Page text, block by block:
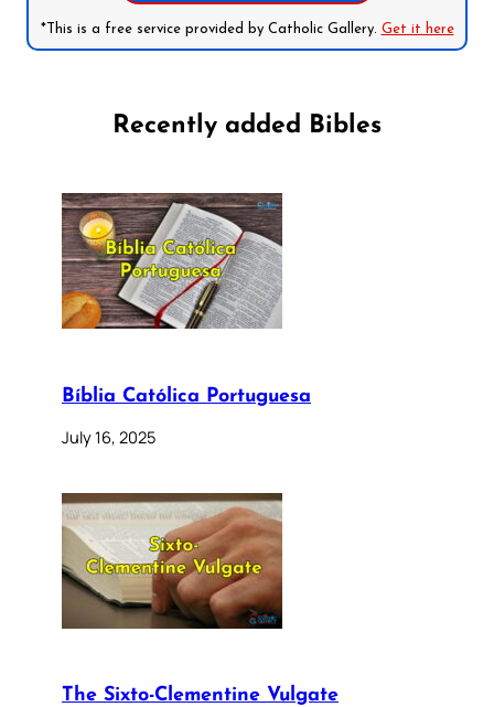
*This is a free service provided by Catholic Gallery. Get it here
Recently added Bibles
Bíblia Católica Portuguesa
July 16, 2025
The Sixto-Clementine Vulgate